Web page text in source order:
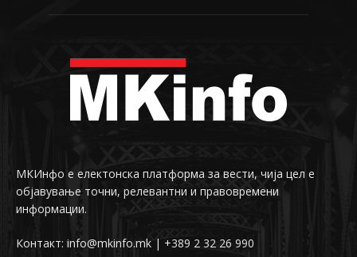
МКИнфо е електонска платформа за вести, чија цел е
објавување точни, релевантни и правовремени
информации.
Контакт: info@mkinfo.mk | +389 2 32 26 990